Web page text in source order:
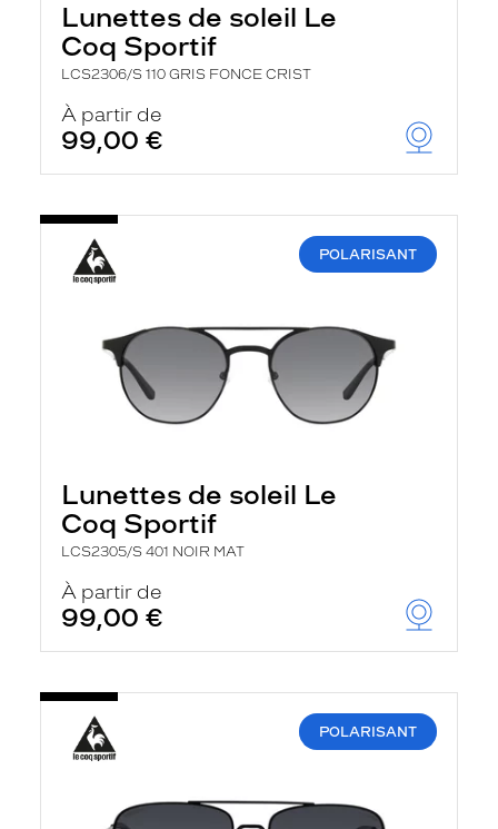
Lunettes de soleil Le
Coq Sportif
LCS2306/S 110 GRIS FONCE CRIST
À partir de
99,00 €
POLARISANT
Lunettes de soleil Le
Coq Sportif
LCS2305/S 401 NOIR MAT
À partir de
99,00 €
POLARISANT